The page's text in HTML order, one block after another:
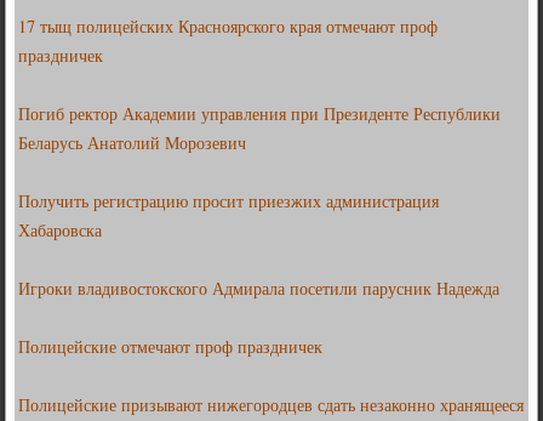
17 тыщ полицейских Красноярского края отмечают проф
праздничек
Погиб ректор Академии управления при Президенте Республики
Беларусь Анатолий Морозевич
Получить регистрацию просит приезжих администрация
Хабаровска
Игроки владивостокского Адмирала посетили парусник Надежда
Полицейские отмечают проф праздничек
Полицейские призывают нижегородцев сдать незаконно хранящееся